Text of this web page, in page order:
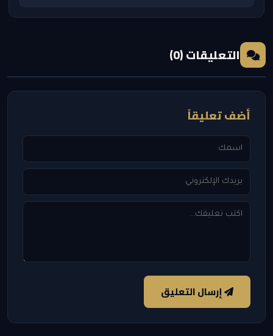
التعليقات (0)
أضف تعليقاً
إرسال التعليق